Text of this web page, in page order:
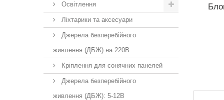
Освітлення
Ліхтарики та аксесуари
Джерела безперебійного
живлення (ДБЖ) на 220В
Кріплення для сонячних панелей
Джерела безперебійного
живлення (ДБЖ): 5-12В